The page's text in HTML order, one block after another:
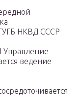
ГУГБ НКВД СССР
Управление
ведение